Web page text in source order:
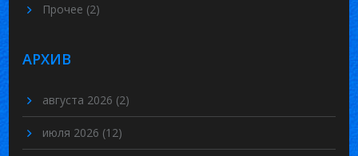
Прочее (2)
АРХИВ
августа 2026 (2)
июля 2026 (12)